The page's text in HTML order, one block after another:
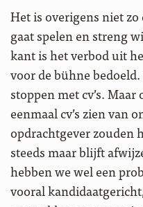
Het is overigens niet
gaat spelen en streng
kant is het verbod uit
voor de bühne
stoppen met cv’s.
eenmaal cv’s zien van
opdrachtgever zouden
steeds maar blijft
hebben we wel een
vooral